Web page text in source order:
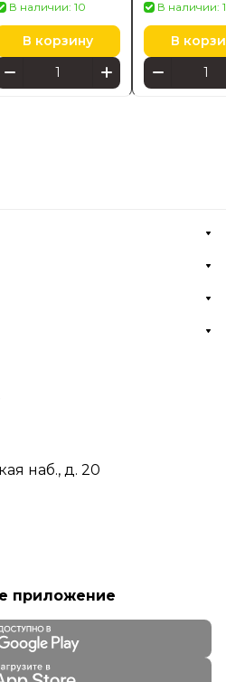
В наличии: 10
В корзину
белая/
(652000)
В наличии:
В
наб., д. 20
приложение